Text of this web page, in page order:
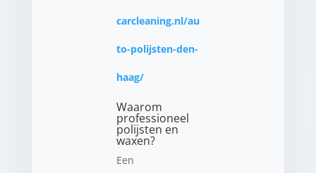
carcleaning.nl/au
to-polijsten-den-
haag/
Waarom
professioneel
polijsten en
waxen?
Een